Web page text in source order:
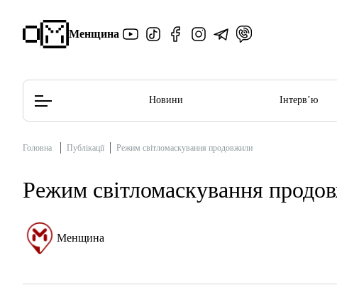
Менщина
Редакційна політика
Новини Інтерв’ю
Головна Публікації Режим світломаскування продовжили
Режим світломаскування
Менщина